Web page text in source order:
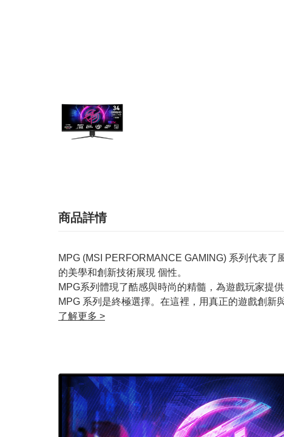
商品詳情
MPG (MSI PERFORMANCE GAMING) 系列代表
的美學和創新技術展現 個性。
MPG系列體現了酷感與時尚的精髓，為遊戲玩家提
MPG 系列是終極選擇。在這裡，用真正的遊戲創新
了解更多 >